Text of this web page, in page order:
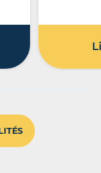
La Palme :